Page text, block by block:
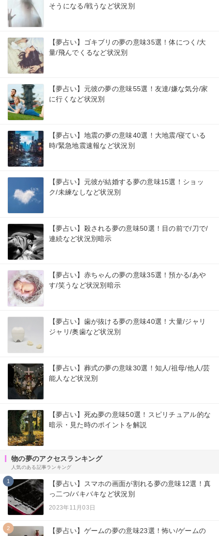
そうになる/戦うなど状況別
【夢占い】ゴキブリの夢の意味35選！体につく/大
量/飛んでくるなど状況別
【夢占い】元彼の夢の意味55選！友達/嫌な気分/家
に行くなど状況別
【夢占い】地震の夢の意味40選！大地震/寝ている
時/緊急地震速報など状況別
【夢占い】元彼が結婚する夢の意味15選！ショッ
ク/未練なしなど状況別
【夢占い】殺される夢の意味50選！目の前で/刀で/
連続など状況別暗示
【夢占い】赤ちゃんの夢の意味35選！預かる/あや
す/笑うなど状況別暗示
【夢占い】歯が抜ける夢の意味40選！大量/ジャリ
ジャリ/奥歯など状況別
【夢占い】葬式の夢の意味30選！知人/祖母/他人/芸
能人など状況別
【夢占い】死ぬ夢の意味50選！スピリチュアル的な
暗示・見た時のポイントを解説
物の夢のアクセスランキング
人気のある記事ランキング
1
【夢占い】スマホの画面が割れる夢の意味12選！真
っ二つ/バキバキなど状況別
2023年11月03日
2
【夢占い】ゲームの夢の意味23選！怖い/ゲームの